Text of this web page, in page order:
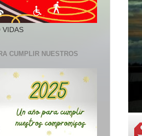
VIDAS
CUMPLIR NUESTROS